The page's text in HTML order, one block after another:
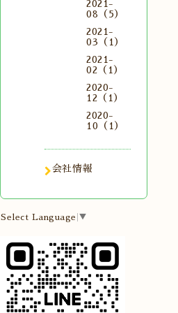
2021-
08（5）
2021-
03（1）
2021-
02（1）
2020-
12（1）
2020-
10（1）
会社情報
Select Language ▼